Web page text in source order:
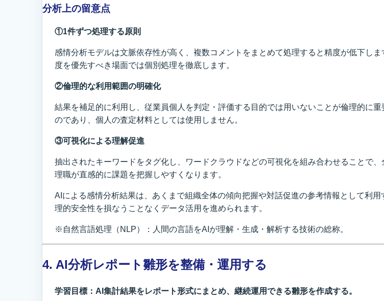
分析上の留意点
①1件ずつ処理する原則
感情分析モデルは文脈依存性が高く、複数コメントをまとめて処理すると精度が低下し
度を優先すべき場面では個別処理を徹底します。
②倫理的な利用範囲の明確化
結果を補足的に利用し、従業員個人を判定・評価する目的では用いないことが倫理的に
のであり、個人の査定材料としては使用しません。
③可視化による理解促進
抽出されたキーワードをタグ化し、ワードクラウドなどの可視化を組み合わせることで
理職が直感的に課題を把握しやすくなります。
AIによる感情分析結果は、あくまで組織全体の傾向把握や対話促進の参考情報として利
理的安全性を損なうことなくデータ活用を進められます。
※自然言語処理（NLP）：人間の言語をAIが理解・生成・解析する技術の総称。
4. AI分析レポート雛形を整備・運用する
学習目標：AI集計結果をレポート形式にまとめ、継続運用できる雛形を作成する。